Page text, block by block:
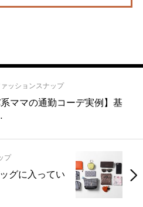
ッションスナップ
系ママの通勤コーデ実例】基
プ
グに入ってい